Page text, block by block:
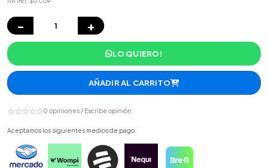
− +
LO QUIERO!
AÑADIR AL CARRITO
☆☆☆☆☆0 opiniones / Escribe opinión
Aceptamos los siguientes medios de pago: